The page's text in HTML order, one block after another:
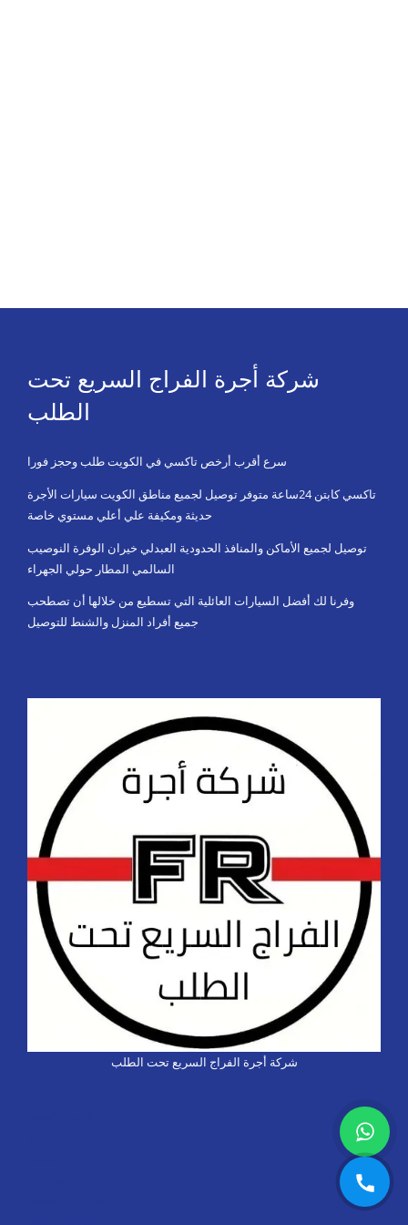
شركة أجرة الفراج السريع تحت
الطلب
سرع أقرب أرخص تاكسي في الكويت طلب وحجز فورا
تاكسي كابتن 24ساعة متوفر توصيل لجميع مناطق الكويت سيارات الأجرة
حديثة ومكيفة علي أعلي مستوي خاصة
توصيل لجميع الأماكن والمنافذ الحدودية العبدلي خيران الوفرة النوصيب
السالمي المطار حولي الجهراء
وفرنا لك أفضل السيارات العائلية التي تسطيع من خلالها أن تصطحب
جميع أفراد المنزل والشنط للتوصيل
شركة أجرة الفراج السريع تحت الطلب